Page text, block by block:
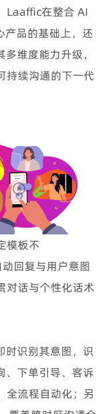
Laaffic在整合 AI
品的基础上，还
维度能力升级，
持续沟通的下一代
模板不
回复与用户意图
对话与个性化话术
时识别其意图，识
、下单引导、客诉
全流程自动化；另